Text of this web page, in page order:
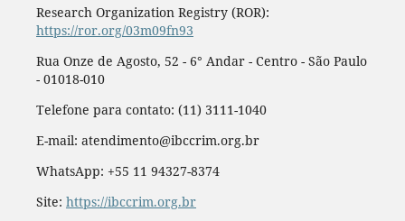
Research Organization Registry (ROR):
https://ror.org/03m09fn93
Rua Onze de Agosto, 52 - 6° Andar - Centro - São Paulo
- 01018-010
Telefone para contato: (11) 3111-1040
E-mail: atendimento@ibccrim.org.br
WhatsApp: +55 11 94327-8374
Site: https://ibccrim.org.br